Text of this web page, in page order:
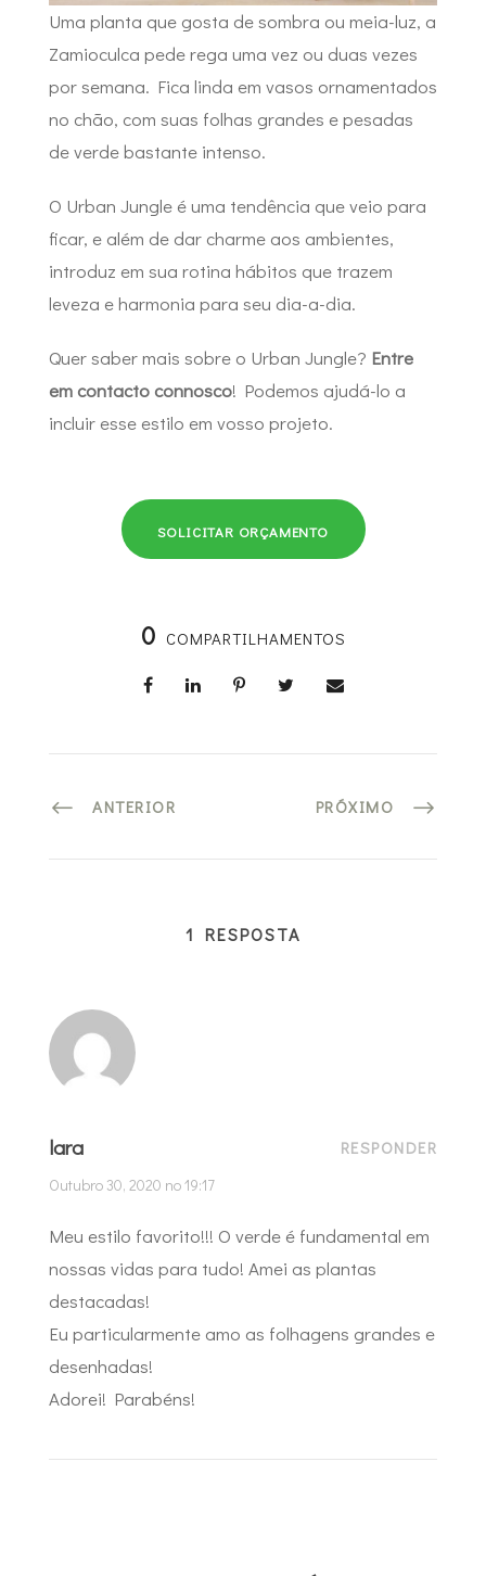
Uma planta que gosta de sombra ou meia-luz, a
Zamioculca pede rega uma vez ou duas vezes
por semana. Fica linda em vasos ornamentados
no chão, com suas folhas grandes e pesadas
de verde bastante intenso.
O Urban Jungle é uma tendência que veio para
ficar, e além de dar charme aos ambientes,
introduz em sua rotina hábitos que trazem
leveza e harmonia para seu dia-a-dia.
Quer saber mais sobre o Urban Jungle? Entre
em contacto connosco! Podemos ajudá-lo a
incluir esse estilo em vosso projeto.
SOLICITAR ORÇAMENTO
0 COMPARTILHAMENTOS
ANTERIOR PRÓXIMO
1 RESPOSTA
lara
Outubro 30, 2020 no 19:17
RESPONDER
Meu estilo favorito!!! O verde é fundamental em
nossas vidas para tudo! Amei as plantas
destacadas!
Eu particularmente amo as folhagens grandes e
desenhadas!
Adorei! Parabéns!